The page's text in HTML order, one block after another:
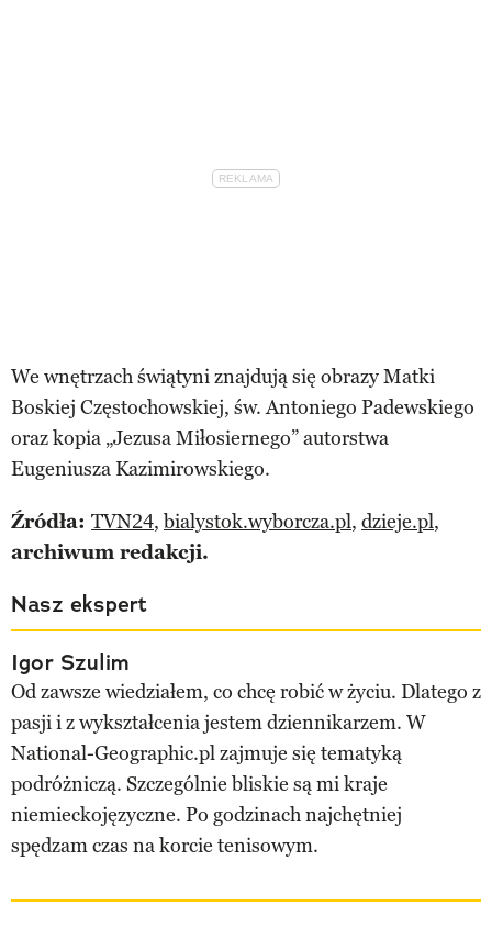
We wnętrzach świątyni znajdują się obrazy Matki
Boskiej Częstochowskiej, św. Antoniego Padewskiego
oraz kopia „Jezusa Miłosiernego” autorstwa
Eugeniusza Kazimirowskiego.
Źródła: TVN24, bialystok.wyborcza.pl, dzieje.pl,
archiwum redakcji.
Nasz ekspert
Igor Szulim
Od zawsze wiedziałem, co chcę robić w życiu. Dlatego z
pasji i z wykształcenia jestem dziennikarzem. W
National-Geographic.pl zajmuje się tematyką
podróżniczą. Szczególnie bliskie są mi kraje
niemieckojęzyczne. Po godzinach najchętniej
spędzam czas na korcie tenisowym.